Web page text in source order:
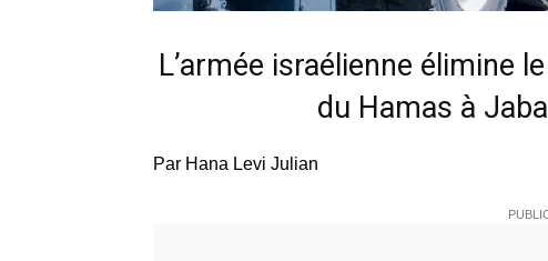
L’armée israélienne élimine
du Hamas à
Par Hana Levi Julian